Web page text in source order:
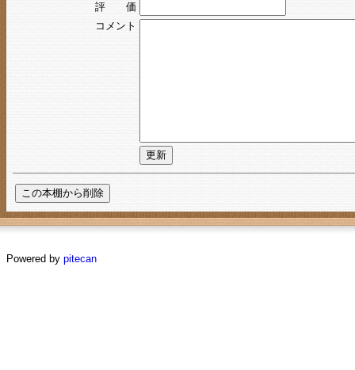
評 価
コメント
Powered by pitecan